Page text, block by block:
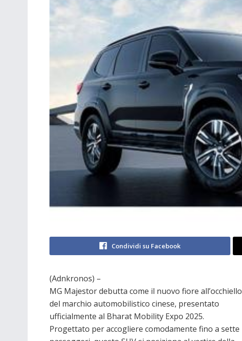
Condividi su Facebook
(Adnkronos) –
MG Majestor debutta come il nuovo fiore all’occhiello
del marchio automobilistico cinese, presentato
ufficialmente al Bharat Mobility Expo 2025.
Progettato per accogliere comodamente fino a sette